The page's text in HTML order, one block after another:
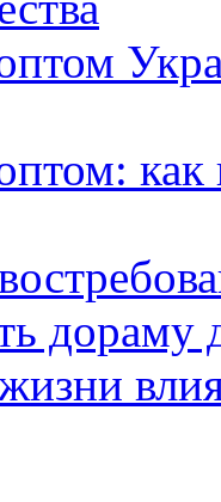
дораму